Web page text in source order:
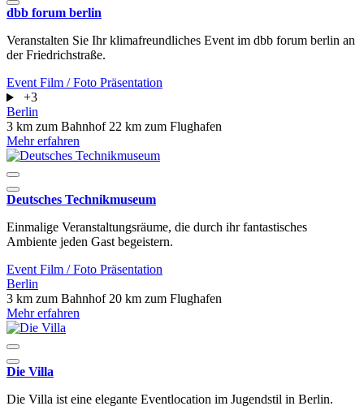
dbb forum berlin
Veranstalten Sie Ihr klimafreundliches Event im dbb forum berlin an
der Friedrichstraße.
Event Film / Foto Präsentation
+3
Berlin
3 km zum Bahnhof 22 km zum Flughafen
Mehr erfahren
Deutsches Technikmuseum
Einmalige Veranstaltungsräume, die durch ihr fantastisches
Ambiente jeden Gast begeistern.
Event Film / Foto Präsentation
Berlin
3 km zum Bahnhof 20 km zum Flughafen
Mehr erfahren
Die Villa
Die Villa ist eine elegante Eventlocation im Jugendstil in Berlin.